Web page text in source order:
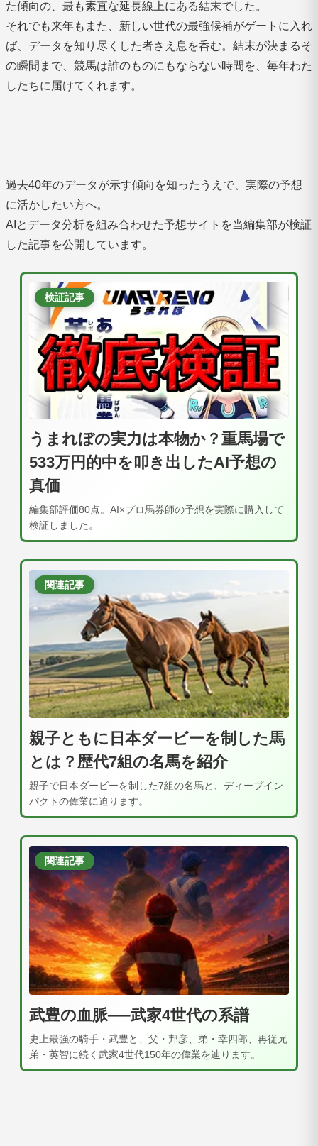
た傾向の、最も素直な延長線上にある結末でした。
それでも来年もまた、新しい世代の最強候補がゲートに入れ
ば、データを知り尽くした者さえ息を呑む。結末が決まるそ
の瞬間まで、競馬は誰のものにもならない時間を、毎年わた
したちに届けてくれます。
過去40年のデータが示す傾向を知ったうえで、実際の予想
に活かしたい方へ。
AIとデータ分析を組み合わせた予想サイトを当編集部が検証
した記事を公開しています。
検証記事
うまれぼの実力は本物か？重馬場で
533万円的中を叩き出したAI予想の
真価
編集部評価80点。AI×プロ馬券師の予想を実際に購入して
検証しました。
関連記事
親子ともに日本ダービーを制した馬
とは？歴代7組の名馬を紹介
親子で日本ダービーを制した7組の名馬と、ディープイン
パクトの偉業に迫ります。
関連記事
武豊の血脈──武家4世代の系譜
史上最強の騎手・武豊と、父・邦彦、弟・幸四郎、再従兄
弟・英智に続く武家4世代150年の偉業を辿ります。